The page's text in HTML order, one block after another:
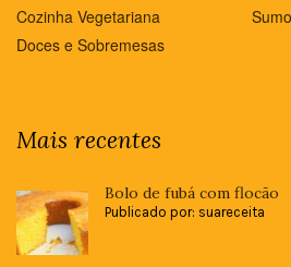
Cozinha Vegetariana
Doces e Sobremesas
Mais recentes
Bolo de fubá com flocão
Publicado por: suareceita